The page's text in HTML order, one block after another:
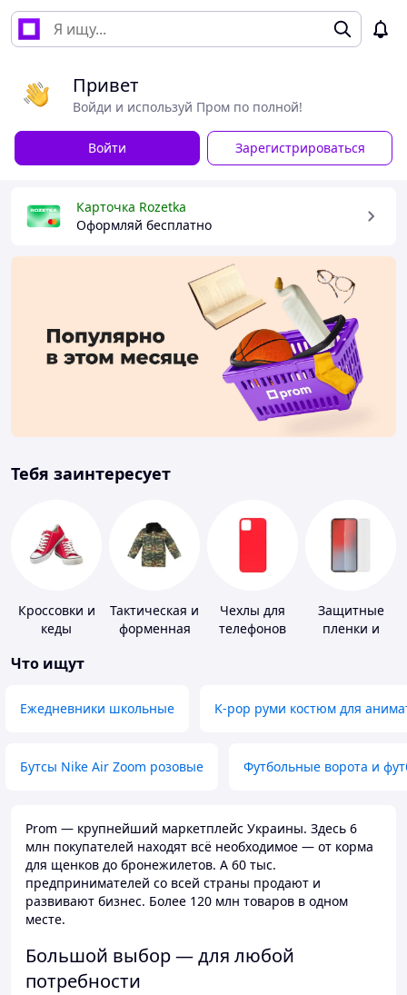
Привет
Войди и используй Пром по полной!
Войти Зарегистрироваться
Карточка Rozetka
Оформляй бесплатно
Тебя заинтересует
Кроссовки и
кеды
Тактическая и
форменная
Чехлы для
телефонов
Защитные
пленки и
Что ищут
Ежедневники школьные K-pop руми костюм для
Бутсы Nike Air Zoom розовые Футбольные ворота и
Prom — крупнейший маркетплейс Украины. Здесь 6
млн покупателей находят всё необходимое — от корма
для щенков до бронежилетов. А 60 тыс.
предпринимателей со всей страны продают и
развивают бизнес. Более 120 млн товаров в одном
месте.
Большой выбор — для любой
потребности